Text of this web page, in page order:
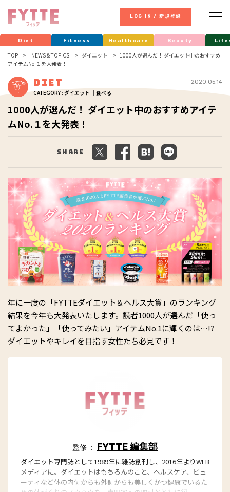
LOG IN / 新規登録
Diet Fitness Healthcare Beauty
TOP NEWS & TOPICS ダイエット
1000人が選んだ！ ダイエット中のおすすめ
アイテムNo.１を大発表！
Diet
CATEGORY : ダイエット ｜食べる
2020.05.14
1000人が選んだ！ ダイエット中のおすすめアイテ
ムNo.１を大発表！
Share
年に一度の「FYTTEダイエット＆ヘルス大賞」のランキング
結果を今年も大発表いたします。読者1000人が選んだ「使っ
てよかった」「使ってみたい」アイテムNo.1に輝くのは…!?
ダイエットやキレイを目指す女性たち必見です！
監修 ： FYTTE 編集部
ダイエット専門誌として1989年に雑誌創刊し、2016年よりWEB
メディアに。ダイエットはもちろんのこと、ヘルスケア、ビュ
ーティなど体の内側からも外側からも美しくかつ健康でいるた